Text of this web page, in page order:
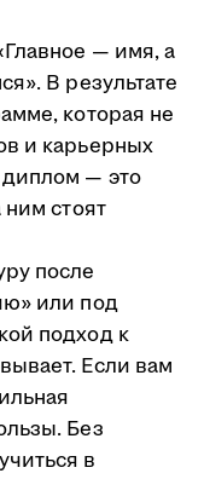
— имя, а
В результате
которая не
и карьерных
— это
ним стоят
после
или под
подход к
Если вам
Без
в